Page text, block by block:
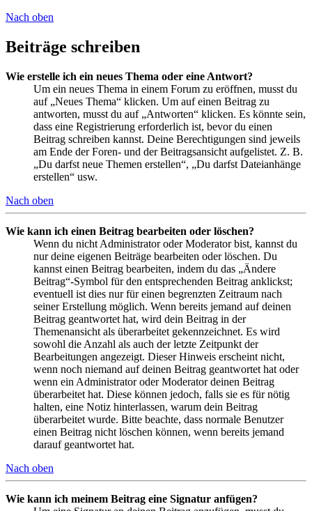
Nach oben
Beiträge schreiben
Wie erstelle ich ein neues Thema oder eine Antwort?
Um ein neues Thema in einem Forum zu eröffnen, musst du
auf „Neues Thema“ klicken. Um auf einen Beitrag zu
antworten, musst du auf „Antworten“ klicken. Es könnte sein,
dass eine Registrierung erforderlich ist, bevor du einen
Beitrag schreiben kannst. Deine Berechtigungen sind jeweils
am Ende der Foren- und der Beitragsansicht aufgelistet. Z. B.
„Du darfst neue Themen erstellen“, „Du darfst Dateianhänge
erstellen“ usw.
Nach oben
Wie kann ich einen Beitrag bearbeiten oder löschen?
Wenn du nicht Administrator oder Moderator bist, kannst du
nur deine eigenen Beiträge bearbeiten oder löschen. Du
kannst einen Beitrag bearbeiten, indem du das „Ändere
Beitrag“-Symbol für den entsprechenden Beitrag anklickst;
eventuell ist dies nur für einen begrenzten Zeitraum nach
seiner Erstellung möglich. Wenn bereits jemand auf deinen
Beitrag geantwortet hat, wird dein Beitrag in der
Themenansicht als überarbeitet gekennzeichnet. Es wird
sowohl die Anzahl als auch der letzte Zeitpunkt der
Bearbeitungen angezeigt. Dieser Hinweis erscheint nicht,
wenn noch niemand auf deinen Beitrag geantwortet hat oder
wenn ein Administrator oder Moderator deinen Beitrag
überarbeitet hat. Diese können jedoch, falls sie es für nötig
halten, eine Notiz hinterlassen, warum dein Beitrag
überarbeitet wurde. Bitte beachte, dass normale Benutzer
einen Beitrag nicht löschen können, wenn bereits jemand
darauf geantwortet hat.
Nach oben
Wie kann ich meinem Beitrag eine Signatur anfügen?